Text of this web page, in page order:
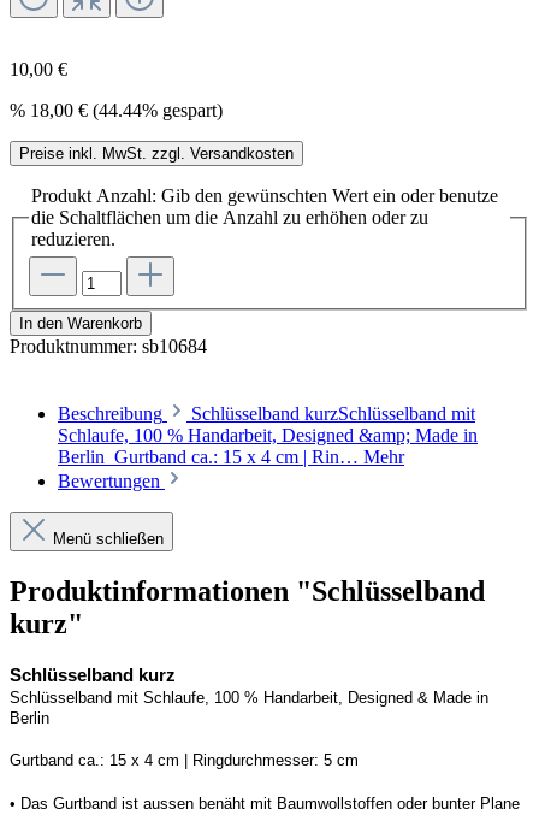
10,00 €
% 18,00 € (44.44% gespart)
Preise inkl. MwSt. zzgl. Versandkosten
Produkt Anzahl: Gib den gewünschten Wert ein oder benutze
die Schaltflächen um die Anzahl zu erhöhen oder zu
reduzieren.
In den Warenkorb
Produktnummer: sb10684
Beschreibung
Schlüsselband kurzSchlüsselband mit
Schlaufe, 100 % Handarbeit, Designed &amp; Made in
Berlin Gurtband ca.: 15 x 4 cm | Rin… Mehr
Bewertungen
Menü schließen
Produktinformationen "Schlüsselband
kurz"
Schlüsselband kurz
Schlüsselband mit Schlaufe, 100 % Handarbeit, Designed & Made in
Berlin
Gurtband ca.: 15 x 4 cm | Ringdurchmesser: 5 cm
• Das Gurtband ist aussen benäht mit Baumwollstoffen oder bunter Plane